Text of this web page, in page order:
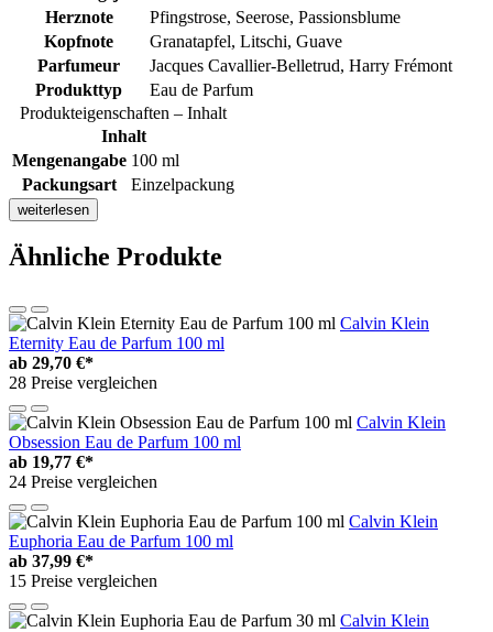
Herznote
Pfingstrose, Seerose, Passionsblume
Kopfnote
Granatapfel, Litschi, Guave
Parfumeur
Jacques Cavallier-Belletrud, Harry Frémont
Produkttyp
Eau de Parfum
Produkteigenschaften – Inhalt
Inhalt
Mengenangabe 100 ml
Packungsart
Einzelpackung
weiterlesen
Ähnliche Produkte
Calvin Klein
Eternity Eau de Parfum 100 ml
ab 29,70 €*
28 Preise vergleichen
Calvin Klein
Obsession Eau de Parfum 100 ml
ab 19,77 €*
24 Preise vergleichen
Calvin Klein
Euphoria Eau de Parfum 100 ml
ab 37,99 €*
15 Preise vergleichen
Calvin Klein